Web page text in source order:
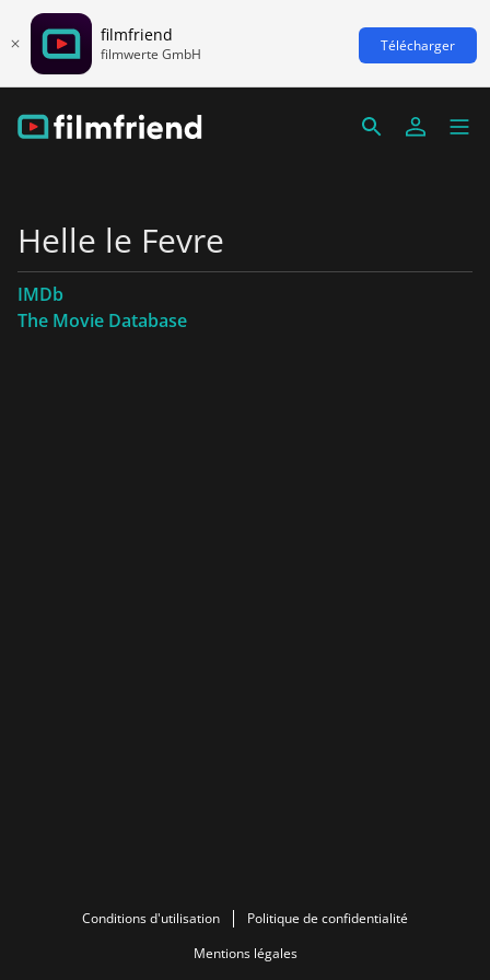
filmfriend
filmwerte GmbH Télécharger
Helle le Fevre
IMDb
The Movie Database
Conditions d'utilisation
Politique de confidentialité
Mentions légales